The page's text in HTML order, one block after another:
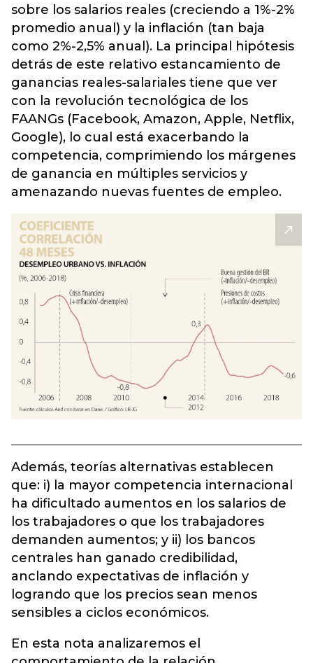
sobre los salarios reales (creciendo a 1%-2%
promedio anual) y la inflación (tan baja
como 2%-2,5% anual). La principal hipótesis
detrás de este relativo estancamiento de
ganancias reales-salariales tiene que ver
con la revolución tecnológica de los
FAANGs (Facebook, Amazon, Apple, Netflix,
Google), lo cual está exacerbando la
competencia, comprimiendo los márgenes
de ganancia en múltiples servicios y
amenazando nuevas fuentes de empleo.
Además, teorías alternativas establecen
que: i) la mayor competencia internacional
ha dificultado aumentos en los salarios de
los trabajadores o que los trabajadores
demanden aumentos; y ii) los bancos
centrales han ganado credibilidad,
anclando expectativas de inflación y
logrando que los precios sean menos
sensibles a ciclos económicos.
En esta nota analizaremos el